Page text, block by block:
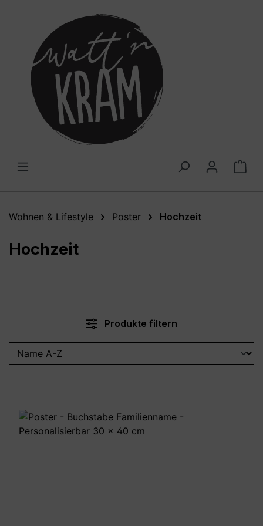
Wohnen & Lifestyle Poster Hochzeit
Hochzeit
Produkte filtern